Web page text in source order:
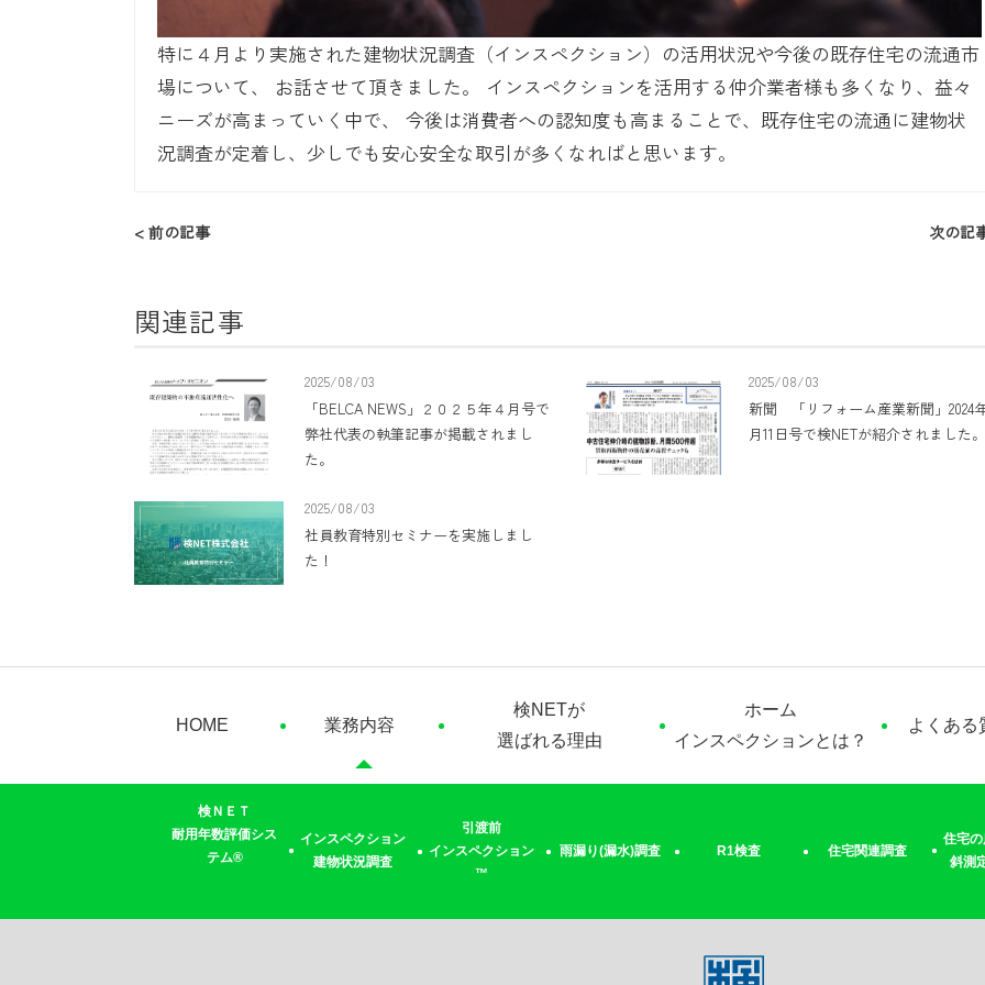
特に４月より実施された建物状況調査（インスペクション）の活用状況や今後の既存住宅の流通市
場について、 お話させて頂きました。 インスペクションを活用する仲介業者様も多くなり、益々
ニーズが高まっていく中で、 今後は消費者への認知度も高まることで、既存住宅の流通に建物状
況調査が定着し、少しでも安心安全な取引が多くなればと思います。
< 前の記事 次の記
関連記事
2025/08/03
「BELCA NEWS」２０２５年４月号で
弊社代表の執筆記事が掲載されまし
た。
2025/08/03
新聞 「リフォーム産業新聞」2024
月11日号で検NETが紹介されました。
2025/08/03
社員教育特別セミナーを実施しまし
た！
HOME 業務内容
検NETが
選ばれる理由
ホーム
インスペクションとは？
よくある
検ＮＥＴ
耐用年数評価シス
テム®
インスペクション
建物状況調査
引渡前
インスペクション
™
雨漏り(漏水)調査 R1検査 住宅関連調査
住宅
斜測